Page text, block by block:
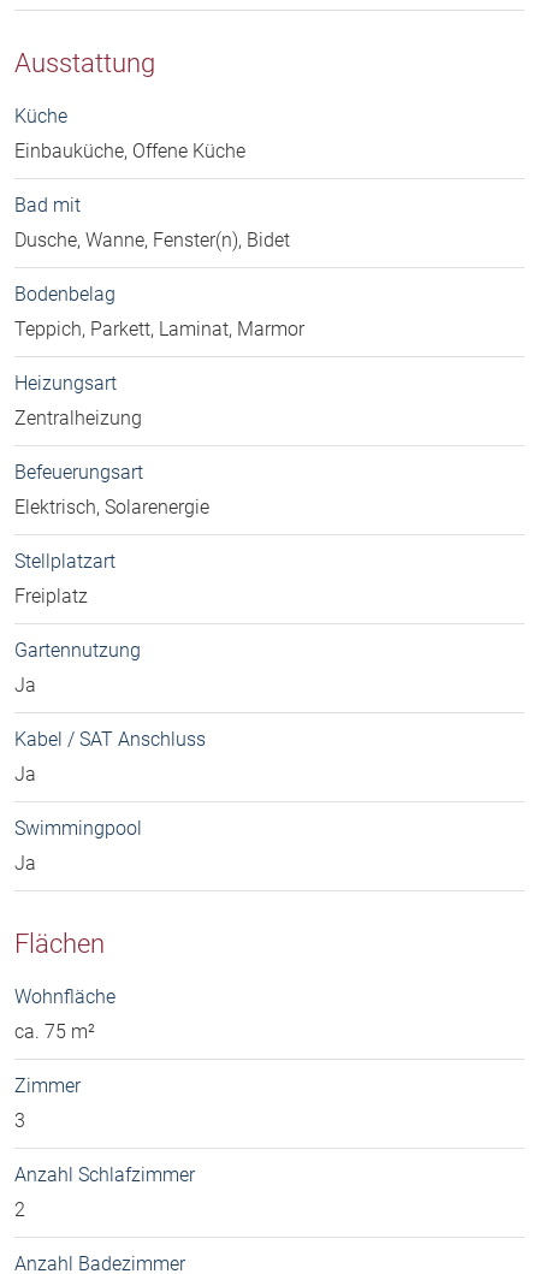
Ausstattung
Küche
Einbauküche, Offene Küche
Bad mit
Dusche, Wanne, Fenster(n), Bidet
Bodenbelag
Teppich, Parkett, Laminat, Marmor
Heizungsart
Zentralheizung
Befeuerungsart
Elektrisch, Solarenergie
Stellplatzart
Freiplatz
Gartennutzung
Ja
Kabel / SAT Anschluss
Ja
Swimmingpool
Ja
Flächen
Wohnfläche
ca. 75 m²
Zimmer
3
Anzahl Schlafzimmer
2
Anzahl Badezimmer